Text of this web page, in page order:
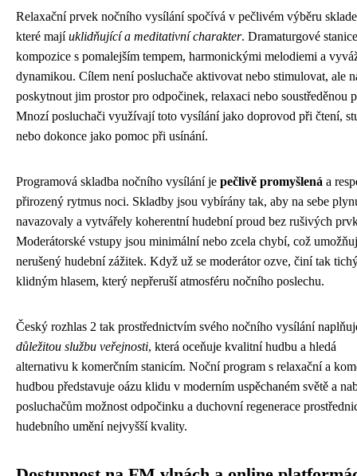
Relaxační prvek nočního vysílání spočívá v pečlivém výběru
které majíuklidňující a meditativní charakter. Dramaturgové
kompozice s pomalejším tempem, harmonickými melodiemi a
dynamikou. Cílem není posluchače aktivovat nebo stimulovat, ale
poskytnout jim prostor pro odpočinek, relaxaci nebo soustředěnou
Mnozí posluchači využívají toto vysílání jako doprovod při čtení,
nebo dokonce jako pomoc při usínání.
Programová skladba nočního vysílání je pečlivě promyšlená a
přirozený rytmus noci. Skladby jsou vybírány tak, aby na sebe
navazovaly a vytvářely koherentní hudební proud bez rušivých
Moderátorské vstupy jsou minimální nebo zcela chybí, což
nerušený hudební zážitek. Když už se moderátor ozve, činí tak
klidným hlasem, který nepřeruší atmosféru nočního poslechu.
Český rozhlas 2 tak prostřednictvím svého nočního vysílání
důležitou službu veřejnosti, která oceňuje kvalitní hudbu a hledá
alternativu k komerčním stanicím. Noční program s relaxační a
hudbou představuje oázu klidu v moderním uspěchaném světě a
posluchačům možnost odpočinku a duchovní regenerace
hudebního umění nejvyšší kvality.